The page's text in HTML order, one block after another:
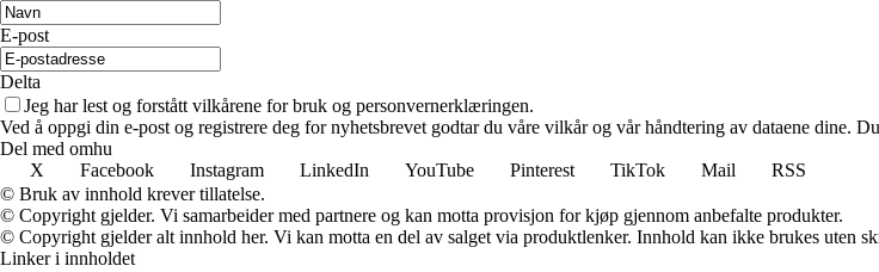
E-post
Delta
Jeg har lest og forstått vilkårene for bruk og personvernerklæringen.
Ved å oppgi din e-post og registrere deg for nyhetsbrevet godtar du våre vilkår og vår håndtering av dataene dine.
Del med omhu
X
Facebook Instagram LinkedIn YouTube Pinterest TikTok Mail
RSS
© Bruk av innhold krever tillatelse.
© Copyright gjelder. Vi samarbeider med partnere og kan motta provisjon for kjøp gjennom anbefalte produkter.
© Copyright gjelder alt innhold her. Vi kan motta en del av salget via produktlenker. Innhold kan ikke brukes uten
Linker i innholdet